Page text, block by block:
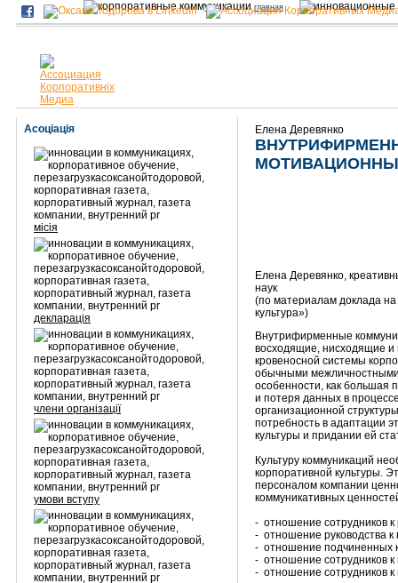
главная
Асоціація
місія
декларація
члени організації
умови вступу
Елена Деревянко
Елена Деревянко,
наук
(по материалам доклада
культура»)
Внутрифирменные
восходящие, нисходящие и
кровеносной системы
обычными
особенности, как большая
и потеря данных в
организационной
потребность в адаптации
культуры и придании ей
Культуру коммуникаций
корпоративной культуры.
персоналом компании
коммуникативных
- отношение сотрудников к
- отношение руководства
- отношение подчиненных к
- отношение сотрудников
- отношение сотрудников